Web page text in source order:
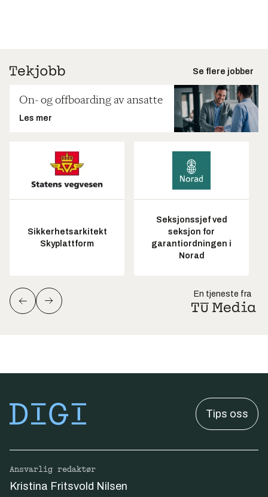
Se flere jobber
On- og offboarding av ansatte
Les mer
Sikkerhetsarkitekt
Skyplattform
Seksjonssjef ved
seksjon for
garantiordningen i
Norad
En tjeneste fra
Tips oss
Ansvarlig redaktør
Kristina Fritsvold Nilsen